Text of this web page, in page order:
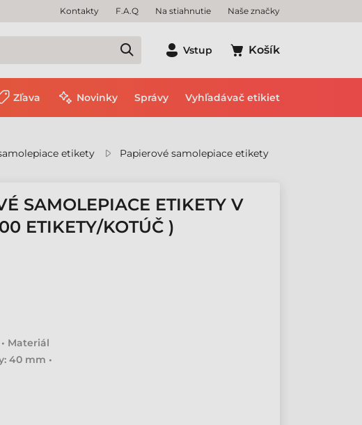
Kontakty F.A.Q Na stiahnutie Naše značky
Vstup Košík
Zľava Novinky Správy Vyhľadávač etikiet
etikety Papierové samolepiace etikety
SAMOLEPIACE ETIKETY V
ETIKETY/KOTÚČ )
Materiál
40 mm •